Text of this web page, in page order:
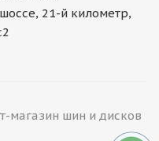
21-й километр,
магазин шин и дисков